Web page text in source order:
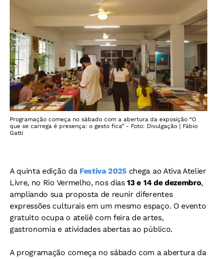
Programação começa no sábado com a abertura da exposição “O
que se carrega é presença: o gesto fica” - Foto: Divulgação | Fábio
Gatti
A quinta edição da Festiva 2025 chega ao Ativa Atelier
Livre, no Rio Vermelho, nos dias13 e 14 de dezembro,
ampliando sua proposta de reunir diferentes
expressões culturais em um mesmo espaço. O evento
gratuito ocupa o ateliê com feira de artes,
gastronomia e atividades abertas ao público.
A programação começa no sábado com a abertura da